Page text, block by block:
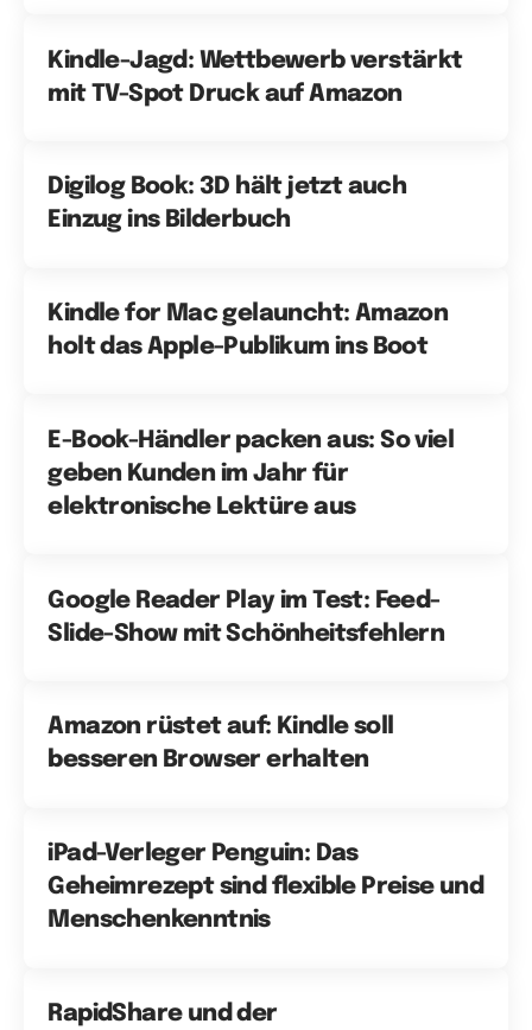
Kindle-Jagd: Wettbewerb verstärkt
mit TV-Spot Druck auf Amazon
Digilog Book: 3D hält jetzt auch
Einzug ins Bilderbuch
Kindle for Mac gelauncht: Amazon
holt das Apple-Publikum ins Boot
E-Book-Händler packen aus: So viel
geben Kunden im Jahr für
elektronische Lektüre aus
Google Reader Play im Test: Feed-
Slide-Show mit Schönheitsfehlern
Amazon rüstet auf: Kindle soll
besseren Browser erhalten
iPad-Verleger Penguin: Das
Geheimrezept sind flexible Preise und
Menschenkenntnis
RapidShare und der